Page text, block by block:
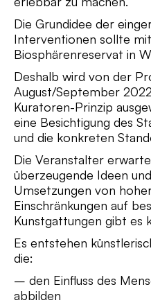
Die Grundidee der
Interventionen sollte
Biosphärenreservat in
Deshalb wird von der
August/September
Kuratoren-Prinzip
eine Besichtigung des
und die konkreten
Die Veranstalter
überzeugende Ideen
Umsetzungen von
Einschränkungen auf
Kunstgattungen gibt es
Es entstehen
die:
– den Einfluss des
abbilden